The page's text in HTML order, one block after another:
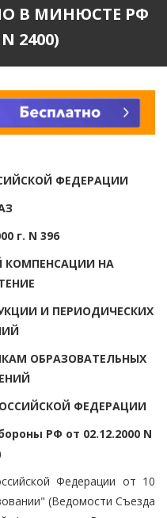
В МИНЮСТЕ РФ
2400)
ФЕДЕРАЦИИ
г. N 396
КОМПЕНСАЦИИ НА
И ПЕРИОДИЧЕСКИХ
ОБРАЗОВАТЕЛЬНЫХ
ФЕДЕРАЦИИ
РФ от 02.12.2000 N
Федерации от 10
(Ведомости Съезда